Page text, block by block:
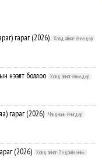
гараг (2026) Ховд аймаг-Өнөөдөр
нээлт боллоо Ховд аймаг-Өнөөдөр
гараг (2026) Чандмань-Өчигдөр
(2026) Ховд аймаг-2 өдрийн өмнө